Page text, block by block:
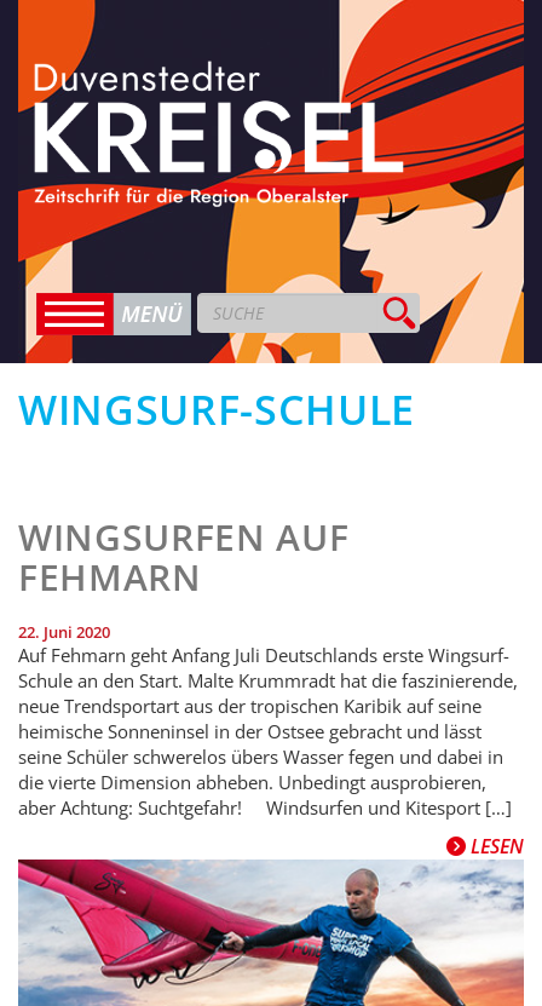
WINGSURF-SCHULE
WINGSURFEN AUF
FEHMARN
22. Juni 2020
Auf Fehmarn geht Anfang Juli Deutschlands erste Wingsurf-
Schule an den Start. Malte Krummradt hat die faszinierende,
neue Trendsportart aus der tropischen Karibik auf seine
heimische Sonneninsel in der Ostsee gebracht und lässt
seine Schüler schwerelos übers Wasser fegen und dabei in
die vierte Dimension abheben. Unbedingt ausprobieren,
aber Achtung: Suchtgefahr! Windsurfen und Kitesport […]
LESEN